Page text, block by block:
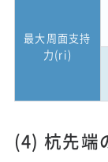
最大周面支持
力(ri)
(4) 杭先端